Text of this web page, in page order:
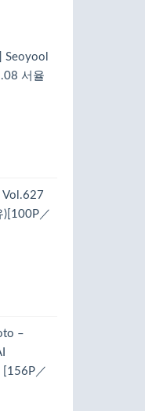
Seoyool
서율
Vol.627
)[100P／
–
[156P／